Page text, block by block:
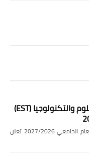
إعلان وظائف المصرية للعلوم والتكنولوجيا (EST)
إعلان وظائف المصرية للعلوم والتكنولوجيا (EST) العام الجامعي 2027/2026 تعلن